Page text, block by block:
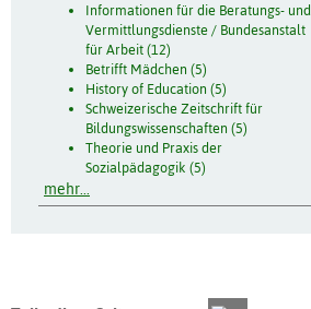
Informationen für die Beratungs- und
Vermittlungsdienste / Bundesanstalt
für Arbeit (12)
Betrifft Mädchen (5)
History of Education (5)
Schweizerische Zeitschrift für
Bildungswissenschaften (5)
Theorie und Praxis der
Sozialpädagogik (5)
mehr...